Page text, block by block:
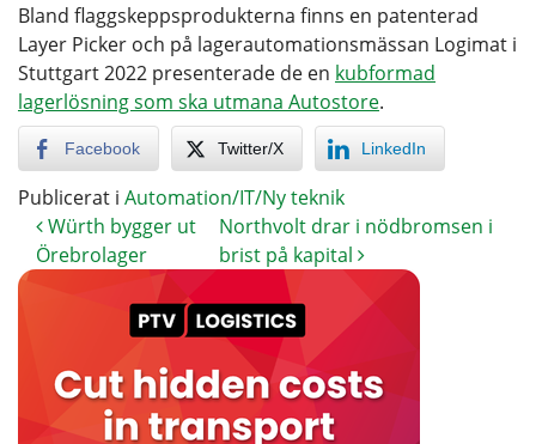
Bland flaggskeppsprodukterna finns en patenterad
Layer Picker och på lagerautomationsmässan Logimat i
Stuttgart 2022 presenterade de en kubformad
lagerlösning som ska utmana Autostore.
Facebook Twitter/X LinkedIn
Publicerat i Automation/IT/Ny teknik
Würth bygger ut
Örebrolager
Northvolt drar i nödbromsen i
brist på kapital